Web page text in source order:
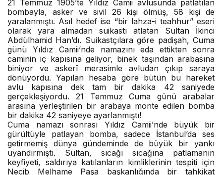
21 Temmuz 1905’te Yıldız Camii avlusunda patlatılan
bombayla, asker ve sivil 26 kişi ölmüş, 58 kişi de
yaralanmıştı. Asıl hedef ise “bir lahza-i teahhur” eseri
olarak yara almadan suikastı atlatan Sultan İkinci
Abdülhamid Han’dı. Suikastçılara göre padişah, Cuma
günü Yıldız Camii’nde namazını eda ettikten sonra
caminin iç kapısına geliyor, binek taşından arabasına
biniyor ve askerî merasimle avludan çıkıp saraya
dönüyordu. Yapılan hesaba göre bütün bu hareket
avlu kapısına dek tam bir dakika 42 saniyede
gerçekleşiyordu. 21 Temmuz Cuma günü arabalar
arasına yerleştirilen bir arabaya monte edilen bomba
bir dakika 42 saniyeye ayarlanmıştı!
Cuma namazı sonrası Yıldız Camii’nde büyük bir
gürültüyle patlayan bomba, sadece İstanbul’da ses
getirmemiş dünya gündeminde de büyük bir yankı
uyandırmıştı. Sultan, sıcağı sıcağına patlamanın
keyfiyeti, saldırıya katılanların kimliklerinin tespiti için
Necib Melhame Paşa başkanlığında bir tahkikat